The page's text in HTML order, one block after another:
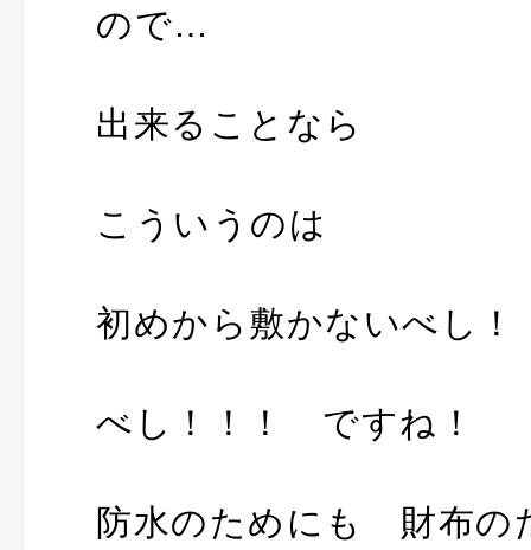
ので…
出来ることなら
こういうのは
初めから敷かないべし！
べし！！！ ですね！
防水のためにも 財布の